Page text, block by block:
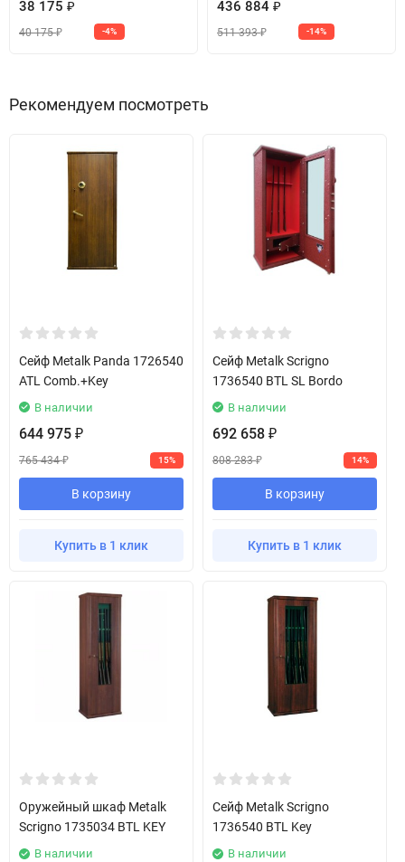
38 175 ₽
40 175₽ -4%
436 884 ₽
511 393₽ -14%
Рекомендуем посмотреть
Сейф Metalk Panda 1726540
ATL Comb.+Key
В наличии
644 975 ₽
765 434₽ 15%
В корзину
Купить в 1 клик
Сейф Metalk Scrigno
1736540 BTL SL Bordo
В наличии
692 658 ₽
808 283₽ 14%
В корзину
Купить в 1 клик
Оружейный шкаф Metalk
Scrigno 1735034 BTL KEY
В наличии
Сейф Metalk Scrigno
1736540 BTL Key
В наличии